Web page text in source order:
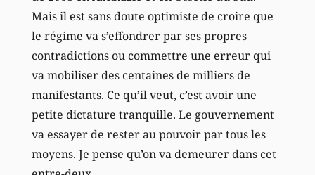
Mais il est sans doute optimiste de croire que
le régime va s’effondrer par ses propres
contradictions ou commettre une erreur qui
va mobiliser des centaines de milliers de
manifestants. Ce qu’il veut, c’est avoir une
petite dictature tranquille. Le gouvernement
va essayer de rester au pouvoir par tous les
moyens. Je pense qu’on va demeurer dans cet